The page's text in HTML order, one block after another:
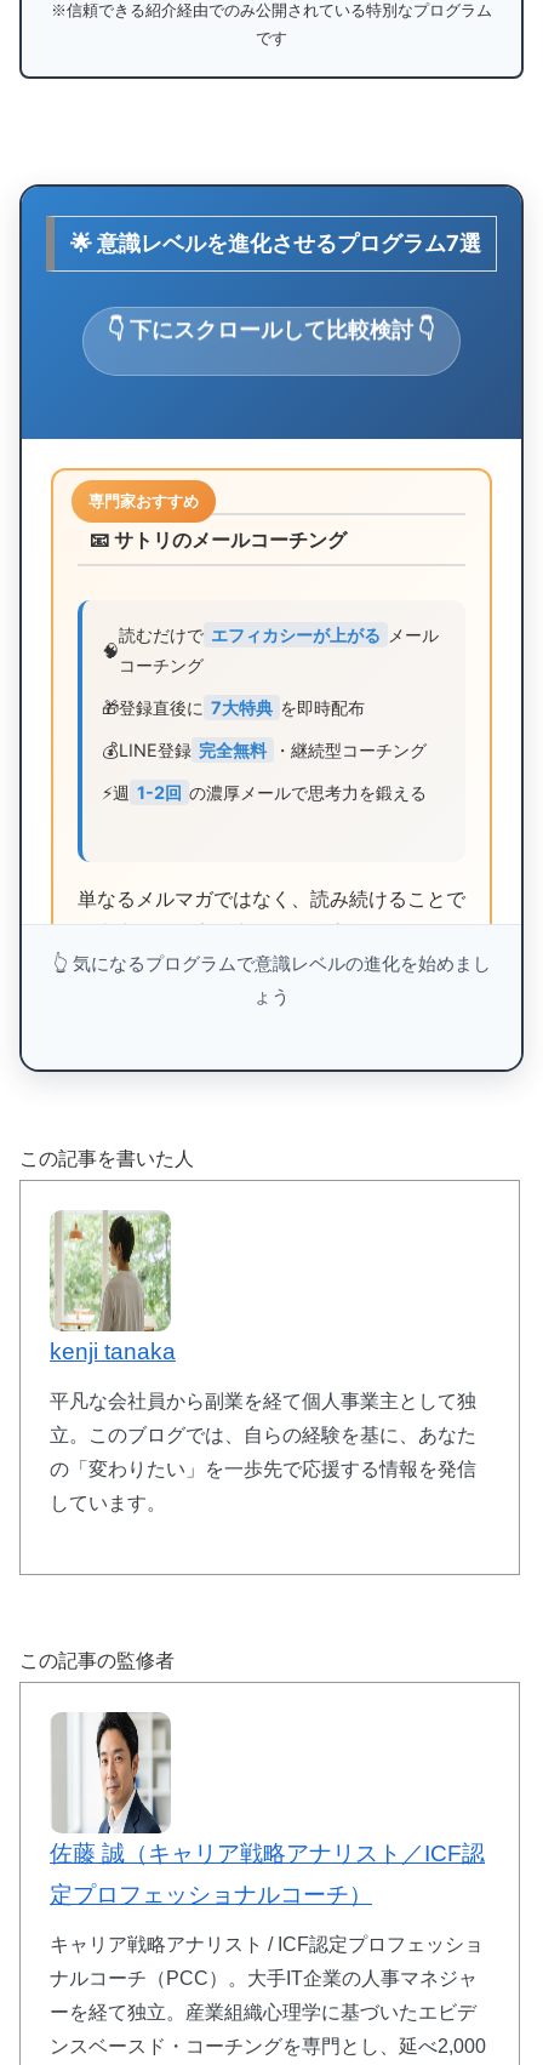
※信頼できる紹介経由でのみ公開されている特別なプログラム
です
🌟 意識レベルを進化させるプログラム7選
👇 下にスクロールして比較検討 👇
📧 サトリのメールコーチング
専門家おすすめ
🧠
読むだけで エフィカシーが上がる メール
コーチング
🎁登録直後に 7大特典 を即時配布
💰LINE登録 完全無料 ・継続型コーチング
⚡週 1-2回 の濃厚メールで思考力を鍛える
単なるメルマガではなく、読み続けることで
ーチング。電子書籍3冊、動画6本、音声3本
の7大特典を登録直後に受け取れます。
📖 恐れを消し去るワーク
🎯
「カルマの燃焼」体験者による
💰期間限定 完全無料 プレゼント
⚡限定クライアント向け
怖を克服し、自信を持って行動できる自分へ
と変容します。
特別メソッドを詳細確認
📚 セルフコーチング本プレゼント
🏆 Amazon 自己啓発1位 獲得の実績書籍
👆 気になるプログラムで意識レベルの進化を始めまし
ょう
この記事を書いた人
kenji tanaka
平凡な会社員から副業を経て個人事業主として独
立。このブログでは、自らの経験を基に、あなた
の「変わりたい」を一歩先で応援する情報を発信
しています。
この記事の監修者
佐藤 誠（キャリア戦略アナリスト／ICF認
定プロフェッショナルコーチ）
キャリア戦略アナリスト / ICF認定プロフェッショ
ナルコーチ（PCC）。大手IT企業の人事マネジャ
ーを経て独立。産業組織心理学に基づいたエビデ
ンスベースド・コーチングを専門とし、延べ2,000